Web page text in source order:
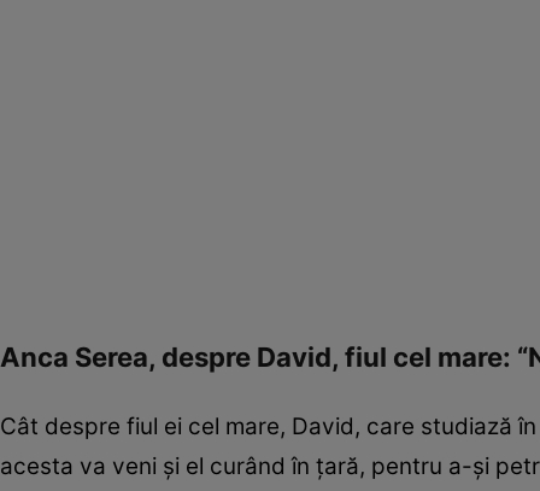
Anca Serea, despre David, fiul cel mare:
Cât despre fiul ei cel mare, David, care studiază
acesta va veni și el curând în țară, pentru a-și